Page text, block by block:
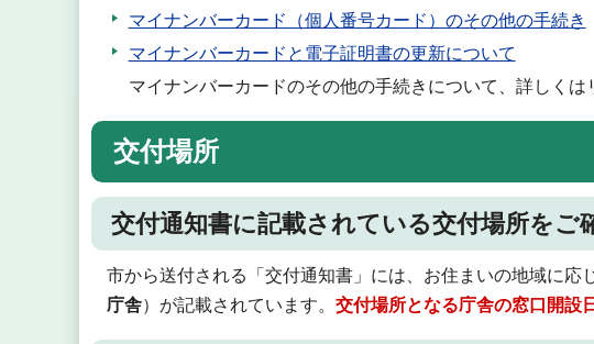
マイナンバーカード（個人番号カード）のその他の手続き
マイナンバーカードと電子証明書の更新について
マイナンバーカードのその他の手続きについて、詳しくは
交付場所
交付通知書に記載されている交付場所をご
市から送付される「交付通知書」には、お住まいの地域に応
庁舎）が記載されています。 交付場所となる庁舎の窓口開設